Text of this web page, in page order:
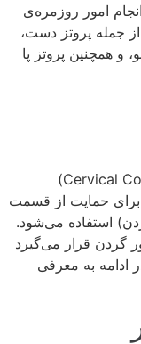
امور روزمره‌ی
از جمله پروتز دست،
و همچنین پروتز پا
بریس گردن، که به نام ارتز یقه گردن (Cervical Collar)
حمایت از قسمت
استفاده می‌شود.
گردن قرار می‌گیرد
به معرفی